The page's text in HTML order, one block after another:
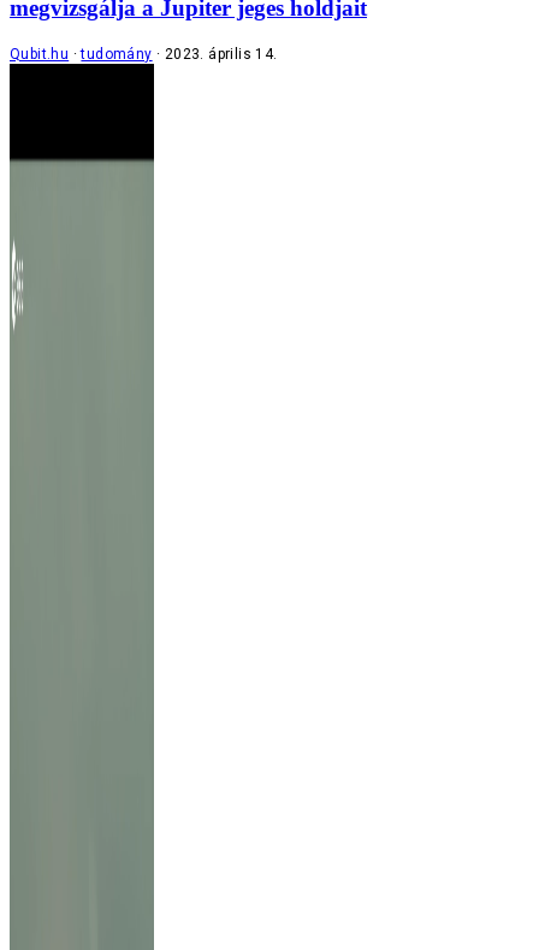
megvizsgálja a Jupiter jeges holdjait
Qubit.hu tudomány 2023. április 14.